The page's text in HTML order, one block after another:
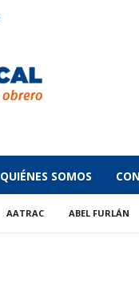
QUIÉNES SOMOS
AATRAC ABEL FURLÁN